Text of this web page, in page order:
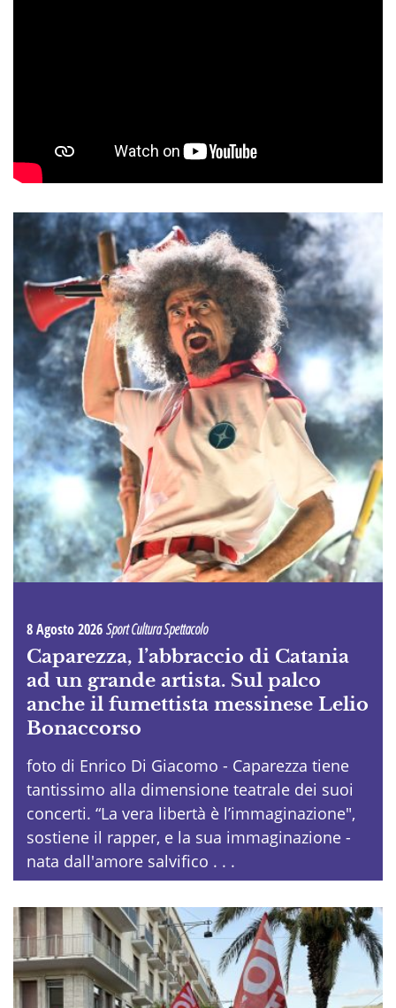
8 Agosto 2026Sport Cultura Spettacolo
Caparezza, l’abbraccio di Catania
ad un grande artista. Sul palco
anche il fumettista messinese Lelio
Bonaccorso
foto di Enrico Di Giacomo - Caparezza tiene
tantissimo alla dimensione teatrale dei suoi
concerti. “La vera libertà è l’immaginazione",
sostiene il rapper, e la sua immaginazione -
nata dall'amore salvifico . . .